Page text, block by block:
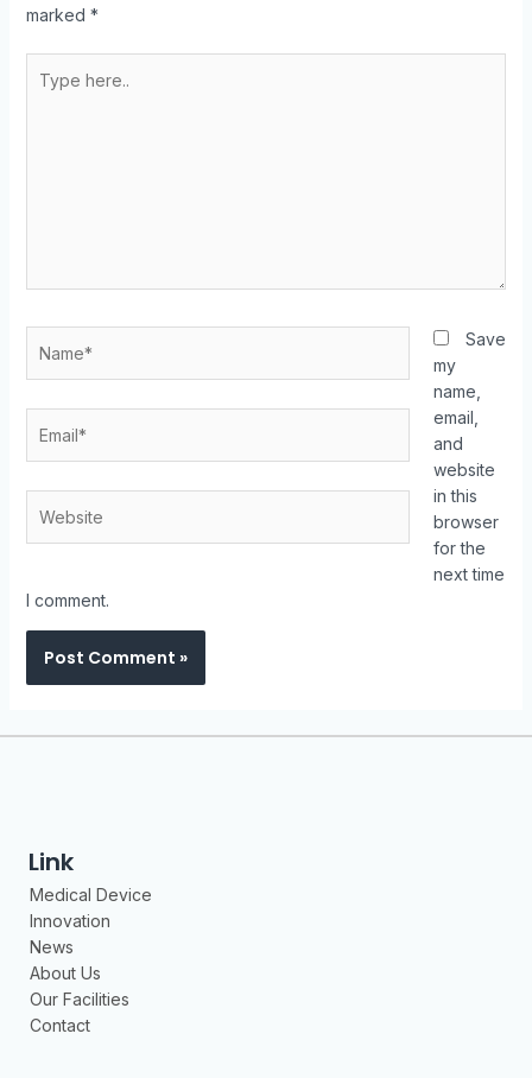
marked *
Save
my
name,
email,
and
website
in this
browser
for the
next time
I comment.
Link
Medical Device
Innovation
News
About Us
Our Facilities
Contact